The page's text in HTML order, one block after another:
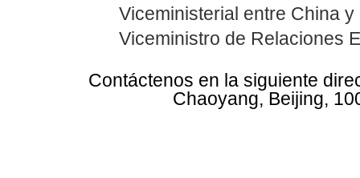
Viceministerial entre China
Viceministro de Relaciones
Contáctenos en la siguiente
Chaoyang, Beijing,